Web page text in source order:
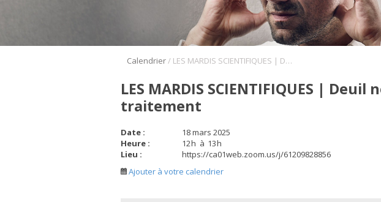
Calendrier/ LES MARDIS SCIENTIFIQUES | Deuil normal vs pathologique : évaluation et traitement
LES MARDIS SCIENTIFIQUES |
traitement
Date :
18 mars 2025
Heure :
12h à 13h
Lieu :
https://ca01web.zoom.us/j/61209828856
Ajouter à votre calendrier